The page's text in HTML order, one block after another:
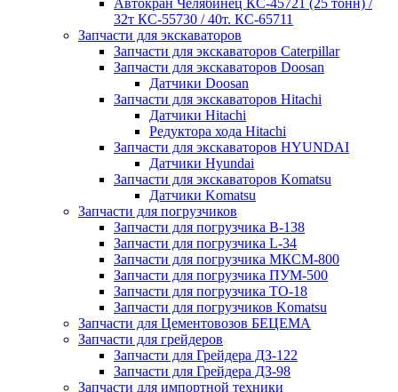
Автокран Челябинец КС-45721 (25 тонн) /
32т КС-55730 / 40т. КС-65711
Запчасти для экскаваторов
Запчасти для экскаваторов Caterpillar
Запчасти для экскаваторов Doosan
Датчики Doosan
Запчасти для экскаваторов Hitachi
Датчики Hitachi
Редуктора хода Hitachi
Запчасти для экскаваторов HYUNDAI
Датчики Hyundai
Запчасти для экскаваторов Komatsu
Датчики Komatsu
Запчасти для погрузчиков
Запчасти для погрузчика B-138
Запчасти для погрузчика L-34
Запчасти для погрузчика МКСМ-800
Запчасти для погрузчика ПУМ-500
Запчасти для погрузчика ТО-18
Запчасти для погрузчиков Komatsu
Запчасти для Цементовозов БЕЦЕМА
Запчасти для грейдеров
Запчасти для Грейдера ДЗ-122
Запчасти для Грейдера ДЗ-98
Запчасти для импортной техники